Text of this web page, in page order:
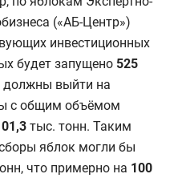
(«АБ-Центр»)
инвестиционных
будет запущено 525
должны выйти на
с общим объёмом
тыс. тонн. Таким
яблок могли бы
что примерно на 100